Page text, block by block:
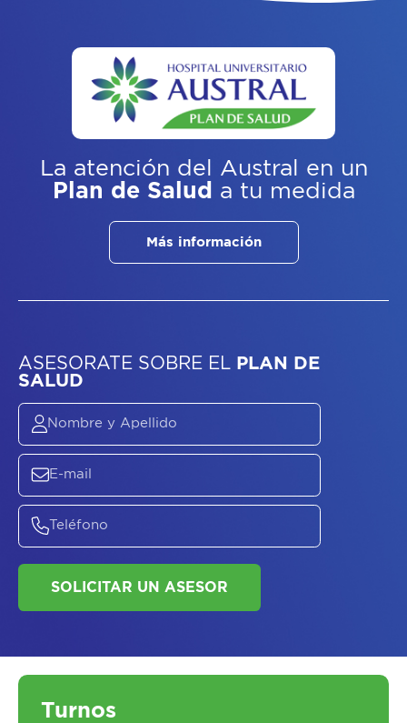
La atención del Austral
en un
Plan de Salud a tu medida
Más información
ASESORATE SOBREELPLAN DE
SALUD
Turnos